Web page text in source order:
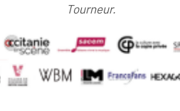
Tourneur.